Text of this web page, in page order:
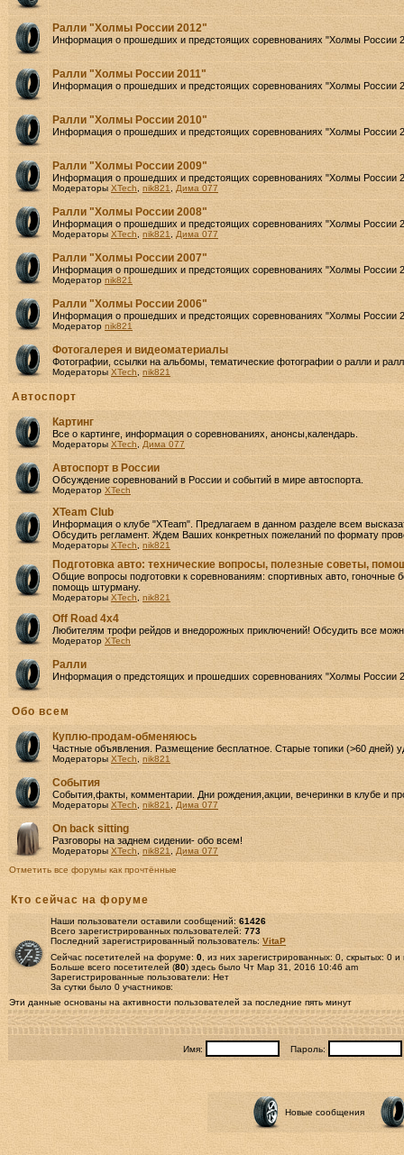
Ралли "Холмы России 2012"
Информация о прошедших и предстоящих соревнованиях "Холмы России
Ралли "Холмы России 2011"
Информация о прошедших и предстоящих соревнованиях "Холмы России
Ралли "Холмы России 2010"
Информация о прошедших и предстоящих соревнованиях "Холмы России
Ралли "Холмы России 2009"
Информация о прошедших и предстоящих соревнованиях "Холмы России
Модераторы XTech nik821 Дима 077
Ралли "Холмы России 2008"
Информация о прошедших и предстоящих соревнованиях "Холмы России
Модераторы XTech nik821 Дима 077
Ралли "Холмы России 2007"
Информация о прошедших и предстоящих соревнованиях "Холмы России
Модератор nik821
Ралли "Холмы России 2006"
Информация о прошедших и предстоящих соревнованиях "Холмы России
Модератор nik821
Фотогалерея и видеоматериалы
Фотографии, ссылки на альбомы, тематические фотографии о ралли и
Модераторы XTech nik821
Автоспорт
Картинг
Все о картинге, информация о соревнованиях, анонсы,календарь.
Модераторы XTech Дима 077
Автоспорт в России
Обсуждение соревнований в России и событий в мире автоспорта.
Модератор XTech
XTeam Club
Информация о клубе "XTeam". Предлагаем в данном разделе всем
Обсудить регламент. Ждем Ваших конкретных пожеланий по формату
Модераторы XTech nik821
Подготовка авто: технические вопросы, полезные советы,
Общие вопросы подготовки к соревнованиям: спортивных авто, гоночные
помощь штурману.
Модераторы XTech nik821
Off Road 4х4
Любителям трофи рейдов и внедорожных приключений! Обсудить все
Модератор XTech
Ралли
Информация о предстоящих и прошедших соревнованиях "Холмы России
Oбо всем
Куплю-продам-обменяюсь
Частные объявления. Размещение бесплатное. Старые топики (>60 дней)
Модераторы XTech nik821
События
События,факты, комментарии. Дни рождения,акции, вечеринки в клубе и
Модераторы XTech nik821 Дима 077
Оn back sitting
Разговоры на заднем сидении- обо всем!
Модераторы XTech nik821
Дима 077
Отметить все форумы как прочтённые
Кто сейчас на форуме
Наши пользователи оставили сообщений: 61426
Всего зарегистрированных пользователей: 773
Последний зарегистрированный пользователь: VitaP
Сейчас посетителей на форуме: 0 , из них зарегистрированных: 0, скрытых: 0
Больше всего посетителей (80) здесь было Чт Мар 31, 2016 10:46 am
Зарегистрированные пользователи: Нет
За сутки было 0 участников:
Эти данные основаны на активности пользователей за последние пять минут
Имя: Пароль:
Новые сообщения